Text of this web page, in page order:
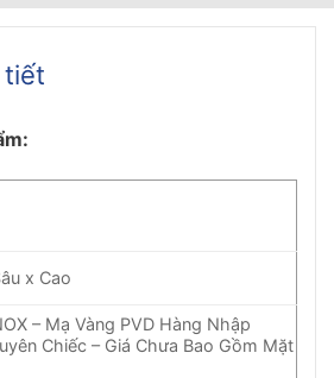
tiết
x Cao
– Mạ Vàng PVD Hàng Nhập
Chiếc – Giá Chưa Bao Gồm Mặt